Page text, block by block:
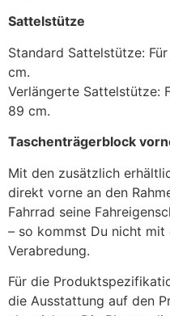
Sattelstütze
Standard Sattelstütze:
cm.
Verlängerte Sattelstütze:
89 cm.
Taschenträgerblock
Mit den zusätzlich
direkt vorne an den
Fahrrad seine
– so kommst Du nicht
Verabredung.
Für die
die Ausstattung auf den